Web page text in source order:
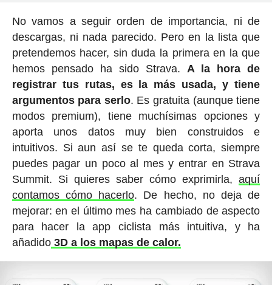
No vamos a seguir orden de importancia, ni de
descargas, ni nada parecido. Pero en la lista que
pretendemos hacer, sin duda la primera en la que
hemos pensado ha sido Strava. A la hora de
registrar tus rutas, es la más usada, y tiene
argumentos para serlo. Es gratuita (aunque tiene
modos premium), tiene muchísimas opciones y
aporta unos datos muy bien construidos e
intuitivos. Si aun así se te queda corta, siempre
puedes pagar un poco al mes y entrar en Strava
Summit. Si quieres saber cómo exprimirla,aquí
contamos cómo hacerlo. De hecho, no deja de
mejorar: en el último mes ha cambiado de aspecto
para hacer la app ciclista más intuitiva, y ha
añadido3D a los mapas de calor.